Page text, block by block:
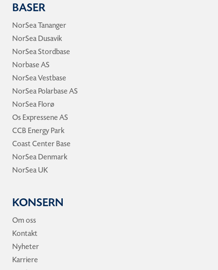
BASER
NorSea Tananger
NorSea Dusavik
NorSea Stordbase
Norbase AS
NorSea Vestbase
NorSea Polarbase AS
NorSea Florø
Os Expressene AS
CCB Energy Park
Coast Center Base
NorSea Denmark
NorSea UK
KONSERN
Om oss
Kontakt
Nyheter
Karriere